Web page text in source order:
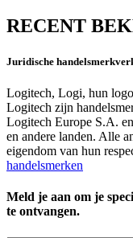
RECENT
Juridische
Logitech, Logi, hun
Logitech zijn
Logitech Europe S.A.
en andere landen. Alle
eigendom van hun
handelsmerken
Meld je aan om je
te ontvangen.